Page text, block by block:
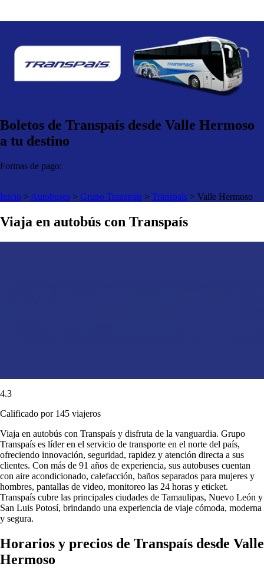
Boletos de Transpaís desde Valle Hermoso
a tu destino
Formas de pago:
Inicio > Autobuses > Grupo Transpaís > Transpaís > Valle Hermoso
Viaja en autobús con Transpaís
4.3
Calificado por 145 viajeros
Viaja en autobús con Transpaís y disfruta de la vanguardia. Grupo
Transpaís es líder en el servicio de transporte en el norte del país,
ofreciendo innovación, seguridad, rapidez y atención directa a sus
clientes. Con más de 91 años de experiencia, sus autobuses cuentan
con aire acondicionado, calefacción, baños separados para mujeres y
hombres, pantallas de video, monitoreo las 24 horas y eticket.
Transpaís cubre las principales ciudades de Tamaulipas, Nuevo León y
San Luis Potosí, brindando una experiencia de viaje cómoda, moderna
y segura.
Horarios y precios de Transpaís desde Valle
Hermoso